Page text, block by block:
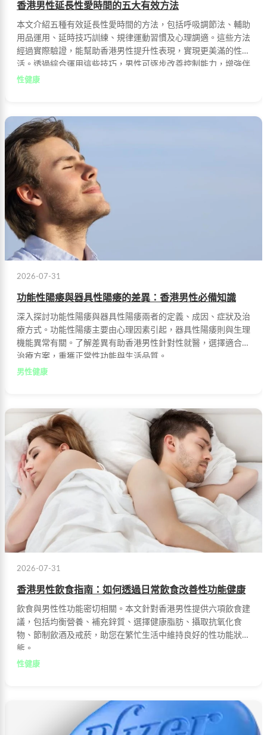
香港男性延長性愛時間的五大有效方法
本文介紹五種有效延長性愛時間的方法，包括呼吸調節法、輔助
用品運用、延時技巧訓練、規律運動習慣及心理調適。這些方法
經過實際驗證，能幫助香港男性提升性表現，實現更美滿的性生
活。透過綜合運用這些技巧，男性可逐步改善控制能力，增強伴
侶間的親密關係。
性健康
2026-07-31
功能性陽痿與器具性陽痿的差異：香港男性必備知識
深入探討功能性陽痿與器具性陽痿兩者的定義、成因、症狀及治
療方式。功能性陽痿主要由心理因素引起，器具性陽痿則與生理
機能異常有關。了解差異有助香港男性針對性就醫，選擇適合的
治療方案，重獲正常性功能與生活品質。
男性健康
2026-07-31
香港男性飲食指南：如何透過日常飲食改善性功能健康
飲食與男性性功能密切相關。本文針對香港男性提供六項飲食建
議，包括均衡營養、補充鋅質、選擇健康脂肪、攝取抗氧化食
物、節制飲酒及戒菸，助您在繁忙生活中維持良好的性功能狀
態。
性健康